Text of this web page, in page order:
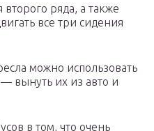
ряда, а также
все три сидения
можно использовать
вынуть их из авто и
в том, что очень